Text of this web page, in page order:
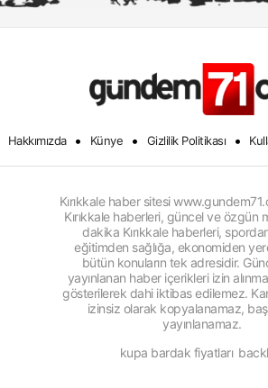
Hakkımızda • Künye • Gizlilik Politikası •
Kırıkkale haber sitesi
Kırıkkale haberleri, güncel ve özgün
dakika Kırıkkale haberleri,
eğitimden sağlığa, ekonomiden
bütün konuların tek adresidir.
yayınlanan haber içerikleri izin
gösterilerek dahi iktibas edilemez.
izinsiz olarak kopyalanamaz,
yayınlanamaz.
kupa bardak fiyatları